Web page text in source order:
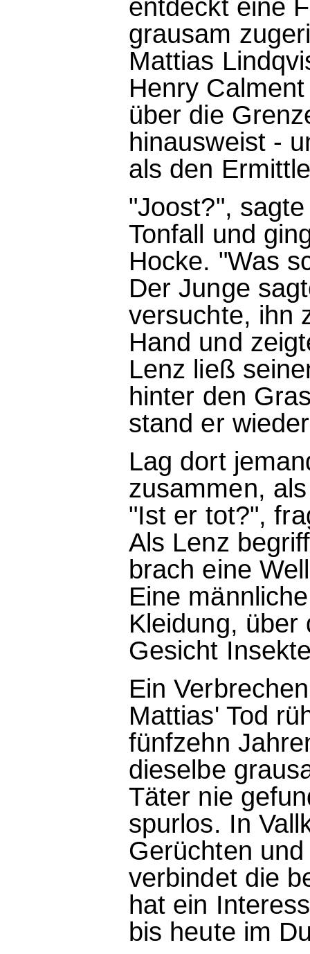
entdeckt eine
grausam
Mattias
Henry
über die
hinausweist -
als den
"Joost?",
Tonfall und
Hocke. "Was
Der Junge
versuchte, ihn
Hand und
Lenz ließ
hinter den
stand er
Lag dort
zusammen,
"Ist er tot?",
Als Lenz
brach eine
Eine
Kleidung, über
Gesicht
Ein
Mattias' Tod
fünfzehn
dieselbe
Täter nie
spurlos. In
Gerüchten
verbindet die
hat ein
bis heute im